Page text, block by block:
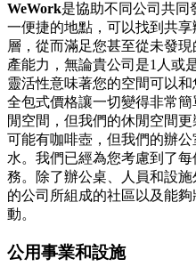
WeWork是協助不同公司共同
一便捷的地點，可以找到共
層，從而滿足您甚至從未發
產能力，無論貴公司是1人或
靈活性意味著您的空間可以
全包式價格讓一切變得非常
閒空間，但我們的休閒空間
可能有咖啡壺，但我們的辦
水。我們已經為您考慮到了
務。除了辦公桌、人員和設
的公司所組成的社區以及能
動。
公用事業和設施